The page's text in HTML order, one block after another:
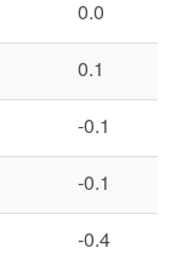
0.0
0.1
-0.1
-0.1
-0.4